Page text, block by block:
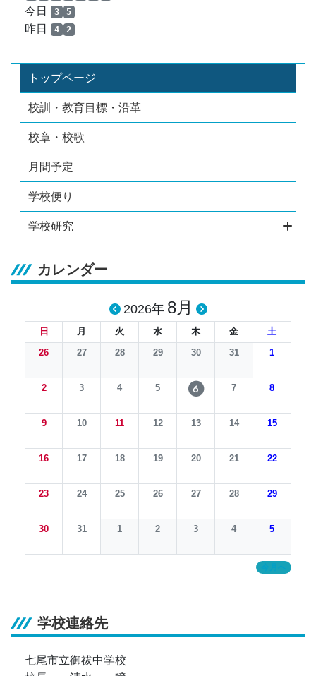
今日 3 5
昨日 4 2
トップページ
校訓・教育目標・沿革
校章・校歌
月間予定
学校便り
学校研究
カレンダー
2026年 8月
日 月 火 水 木 金
土
26
27 28 29 30 31 1
2 3 4 5 6 7 8
9 10 11 12 13 14 15
16 17 18 19 20 21 22
23 24 25 26 27 28 29
30 31 1 2 3 4 5
学校連絡先
七尾市立御祓中学校